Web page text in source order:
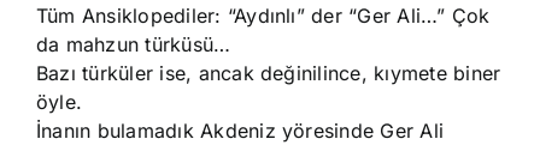
Tüm Ansiklopediler: “Aydınlı” der “Ger Ali…” Çok
da mahzun türküsü…
Bazı türküler ise, ancak değinilince, kıymete biner
öyle.
İnanın bulamadık Akdeniz yöresinde Ger Ali